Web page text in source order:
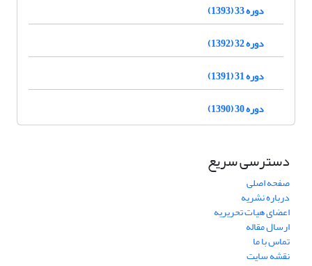
دوره 33 (1393)
دوره 32 (1392)
دوره 31 (1391)
دوره 30 (1390)
دسترسی سریع
صفحه اصلی
درباره نشریه
اعضای هیات تحریریه
ارسال مقاله
تماس با ما
نقشه سایت